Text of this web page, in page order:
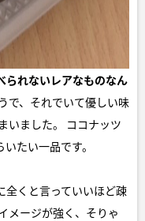
られないレアなものなん
で、それでいて優しい味
いました。 ココナッツ
たい一品です。
全くと言っていいほど疎
メージが強く、そりゃ